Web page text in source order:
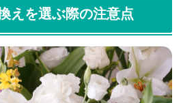
えを選ぶ際の注意点